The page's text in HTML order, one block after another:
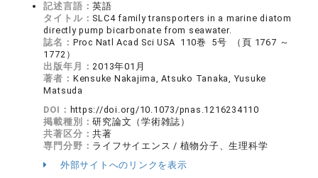
記述言語：英語
タイトル： SLC4 family transporters in a marine diatom
directly pump bicarbonate from seawater.
誌名： Proc Natl Acad Sci USA 110巻 5号 （頁 1767 ～
1772）
出版年月：2013年01月
著者： Kensuke Nakajima, Atsuko Tanaka, Yusuke
Matsuda
DOI： https://doi.org/10.1073/pnas.1216234110
掲載種別：研究論文（学術雑誌）
共著区分：共著
専門分野： ライフサイエンス / 植物分子、生理科学
外部サイトへのリンクを表示